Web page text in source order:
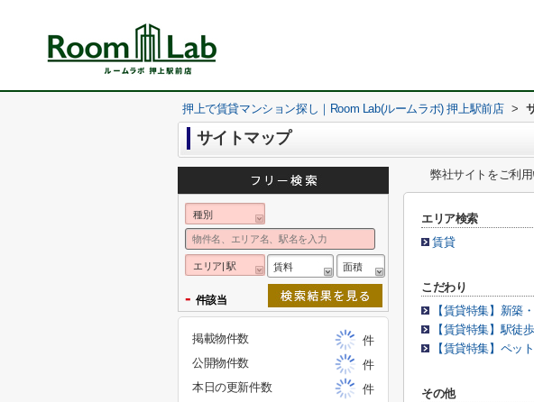
押上で賃貸マンション探し｜Room Lab(ルームラボ) 押上駅前店 >
サイトマップ
弊社サイトをご利
エリア検索
賃貸
こだわり
【賃貸特集】新築
【賃貸特集】駅徒
【賃貸特集】ペッ
その他
種別
エリア| 駅 賃料 面積
- 件該当
掲載物件数
件
公開物件数
件
本日の更新件数
件